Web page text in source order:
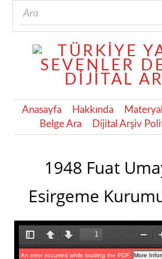
Anasayfa Hakkında
Belge Ara
Dijital Arşiv
1948 Fuat
Esirgeme